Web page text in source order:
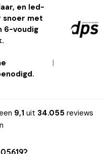
en led-
snoer met
6-voudig
9,1 uit 34.055 reviews